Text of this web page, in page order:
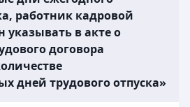
работник кадровой
указывать в акте о
договора
дней трудового отпуска»